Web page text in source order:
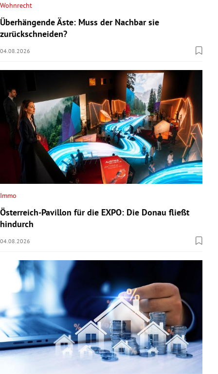
Wohnrecht
Überhängende Äste: Muss der Nachbar sie
zurückschneiden?
04.08.2026
Immo
Österreich-Pavillon für die EXPO: Die Donau fließt
hindurch
04.08.2026